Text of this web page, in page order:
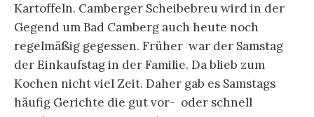
Kartoffeln. Camberger Scheibebreu wird in der
Gegend um Bad Camberg auch heute noch
regelmäßig gegessen. Früher war der Samstag
der Einkaufstag in der Familie. Da blieb zum
Kochen nicht viel Zeit. Daher gab es Samstags
häufig Gerichte die gut vor- oder schnell